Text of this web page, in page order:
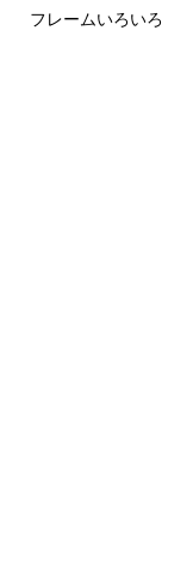
フレームいろいろ